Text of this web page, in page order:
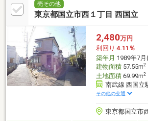
売その他
東京都国立市西１丁目 西国立
2,480万円
利回り 4.11％
築年月 1989年7
建物面積57.55m2
土地面積69.99m2
南武線 西国立
その他の交通
東京都国立市